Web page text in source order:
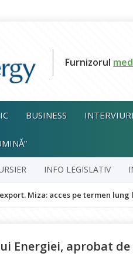
Furnizorul
BUSINESS INTERVIURI
INFO LEGISLATIV
acces pe termen lung la LNG din
Energiei, aprobat